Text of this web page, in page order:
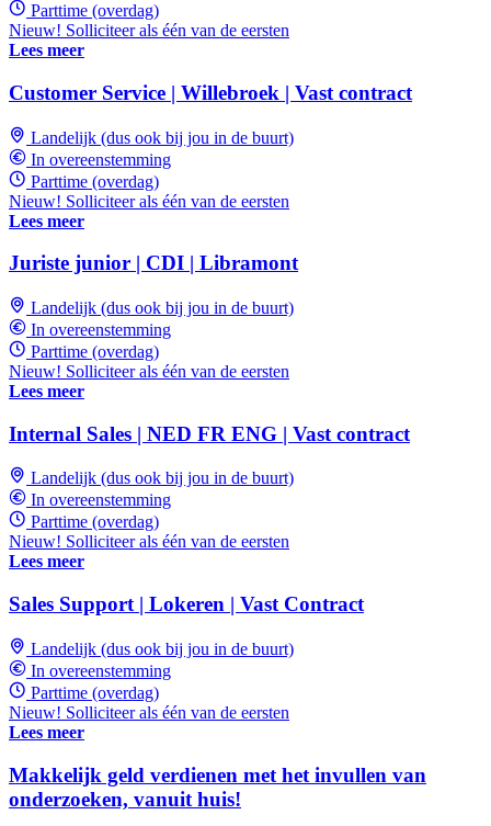
Parttime (overdag)
Nieuw! Solliciteer als één van de eersten
Lees meer
Customer Service | Willebroek | Vast contract
Landelijk (dus ook bij jou in de buurt)
In overeenstemming
Parttime (overdag)
Nieuw! Solliciteer als één van de eersten
Lees meer
Juriste junior | CDI | Libramont
Landelijk (dus ook bij jou in de buurt)
In overeenstemming
Parttime (overdag)
Nieuw! Solliciteer als één van de eersten
Lees meer
Internal Sales | NED FR ENG | Vast contract
Landelijk (dus ook bij jou in de buurt)
In overeenstemming
Parttime (overdag)
Nieuw! Solliciteer als één van de eersten
Lees meer
Sales Support | Lokeren | Vast Contract
Landelijk (dus ook bij jou in de buurt)
In overeenstemming
Parttime (overdag)
Nieuw! Solliciteer als één van de eersten
Lees meer
Makkelijk geld verdienen met het invullen van
onderzoeken, vanuit huis!